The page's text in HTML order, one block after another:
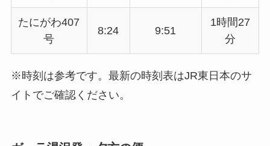
たにがわ407
号
8:24 9:51
1時間27
分
※時刻は参考です。最新の時刻表はJR東日本のサ
イトでご確認ください。